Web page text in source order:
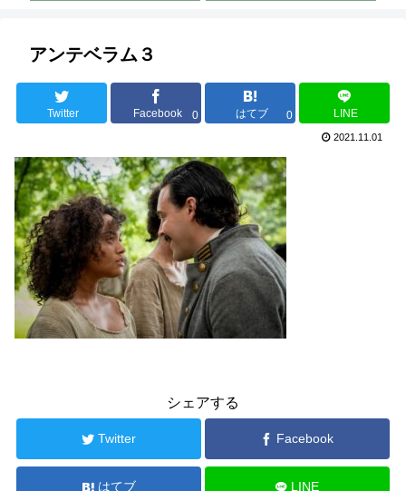
アンテベラム３
Twitter Facebook 0 はてブ 0 LINE
2021.11.01
シェアする
Twitter Facebook
はてブ LINE